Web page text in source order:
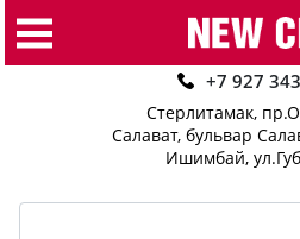
+7 927
Стерлитамак,
Салават, бульвар
Ишимбай,